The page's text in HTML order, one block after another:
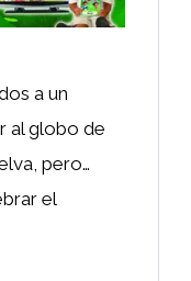
a un
al globo de
pero…
el